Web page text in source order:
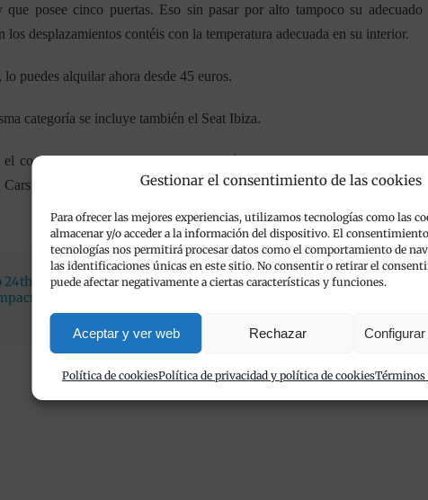
Gestionar el consentimiento de las cookies
Para ofrecer las mejores experiencias, utilizamos tecnologías como las
almacenar y/o acceder a la información del dispositivo. El consentimiento
tecnologías nos permitirá procesar datos como el comportamiento de
las identificaciones únicas en este sitio. No consentir o retirar el
puede afectar negativamente a ciertas características y funciones.
Aceptar y ver web Rechazar
Política de cookiesPolítica de privacidad y política de cookiesTérminos
que posee cinco puertas. Eso sin pasar por alto tampoco su adecuado
los desplazamientos contéis con la temperatura adecuada en su interior.
puedes alquilar ahora desde 45 euros.
categoría se incluye también el Seat Ibiza.
el coche perfecto para ti durante tus próximas vacaciones en Denia. No
24th, 2021 / Categorías:Flota de vehículos de alquiler /
en Denia